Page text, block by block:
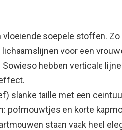
vloeiende soepele stoffen.
voor een
Sowieso hebben verticale
slanke taille met een
pofmouwtjes en korte
staan vaak heel